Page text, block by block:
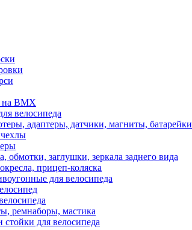
на BMX
велосипеда
адаптеры, датчики, магниты, батарейки
обмотки, заглушки, зеркала заднего вида
прицеп-коляска
для велосипеда
ремнаборы, мастика
стойки для велосипеда